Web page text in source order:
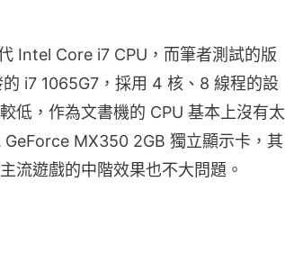
Intel Core i7 CPU，而筆者測試的版
i7 1065G7，採用 4 核、8 線程的設
低，作為文書機的 CPU 基本上沒有太
MX350 2GB 獨立顯示卡，其
流遊戲的中階效果也不大問題。